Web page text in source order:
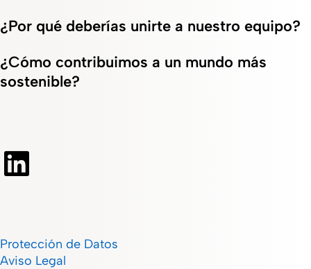
¿Por qué deberías unirte a nuestro equipo?
¿Cómo contribuimos a un mundo más
sostenible?
Protección de Datos
Aviso Legal